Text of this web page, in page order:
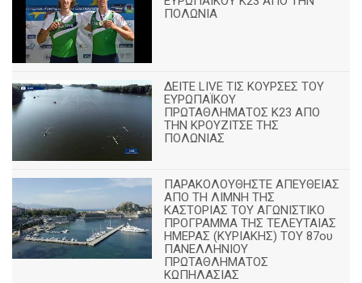
ΠΟΛΩΝΙΑ
ΔΕΙΤΕ LIVE ΤΙΣ ΚΟΥΡΣΕΣ ΤΟΥ
ΕΥΡΩΠΑΪΚΟΥ
ΠΡΩΤΑΘΛΗΜΑΤΟΣ Κ23 ΑΠΟ
ΤΗΝ ΚΡΟΥΖΙΤΣΕ ΤΗΣ
ΠΟΛΩΝΙΑΣ
ΠΑΡΑΚΟΛΟΥΘΗΣΤΕ ΑΠΕΥΘΕΙΑΣ
ΑΠΟ ΤΗ ΛΙΜΝΗ ΤΗΣ
ΚΑΣΤΟΡΙΑΣ ΤΟΥ ΑΓΩΝΙΣΤΙΚΟ
ΠΡΟΓΡΑΜΜΑ ΤΗΣ ΤΕΛΕΥΤΑΙΑΣ
ΗΜΕΡΑΣ (ΚΥΡΙΑΚΗΣ) ΤΟΥ 87ου
ΠΑΝΕΛΛΗΝΙΟΥ
ΠΡΩΤΑΘΛΗΜΑΤΟΣ
ΚΩΠΗΛΑΣΙΑΣ